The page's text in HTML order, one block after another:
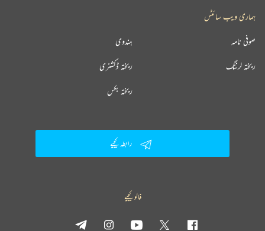
ہماری ویب سائٹس
ہندوی صوفی نامہ
ریختہ ڈکشنری ریختہ لرننگ
ریختہ بکس
رابطہ کیجیے
فالو کیجیے